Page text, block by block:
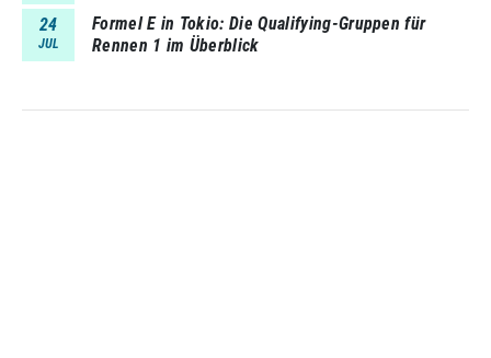
24
JUL
Formel E in Tokio: Die Qualifying-Gruppen für
Rennen 1 im Überblick